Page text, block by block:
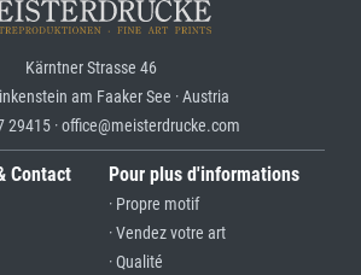
Kärntner Strasse 46
am Faaker See · Austria
29415 · office@meisterdrucke.com
Contact Pour plus d'informations
· Propre motif
· Vendez votre art
· Qualité